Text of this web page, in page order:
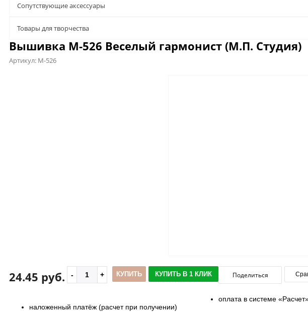
Сопутствующие аксессуары
Товары для творчества
Вышивка М-526 Веселый гармонист (М.П. Студия)
Артикул: М-526
24.45 руб. КУПИТЬ КУПИТЬ В 1 КЛИК Поделиться
оплата в системе
наложенный платёж (расчет при получении)